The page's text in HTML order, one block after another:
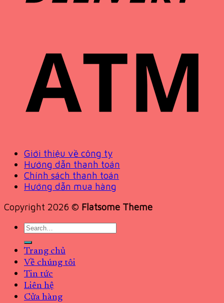
Giới thiệu về công ty
Hướng dẫn thanh toán
Chính sách thanh toán
Hướng dẫn mua hàng
Copyright 2026 © Flatsome Theme
Search
Trang chủ
Về chúng tôi
Tin tức
Liên hệ
Cửa hàng